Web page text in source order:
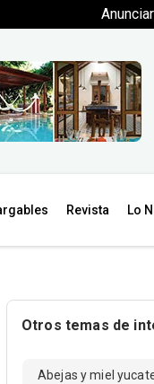
Revista Lo
Otros temas de
Abejas y miel